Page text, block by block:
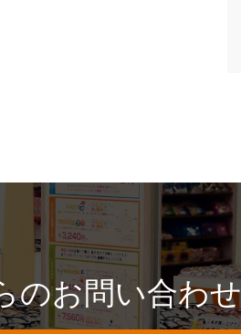
のお問い合わせ